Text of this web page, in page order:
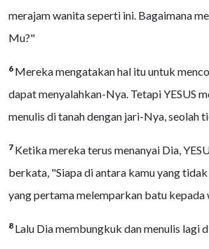
merajam wanita seperti ini. Bagaimana
Mu?"
6 Mereka mengatakan hal itu untuk
dapat menyalahkan-Nya. Tetapi YESUS
menulis di tanah dengan jari-Nya, seolah
7 Ketika mereka terus menanyai Dia,
berkata, "Siapa di antara kamu yang
yang pertama melemparkan batu kepada
8 Lalu Dia membungkuk dan menulis lagi